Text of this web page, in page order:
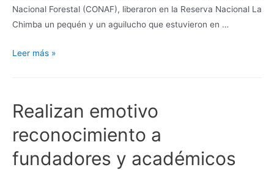
Nacional Forestal (CONAF), liberaron en la Reserva Nacional La
Chimba un pequén y un aguilucho que estuvieron en …
Leer más »
Realizan emotivo
reconocimiento a
fundadores y académicos